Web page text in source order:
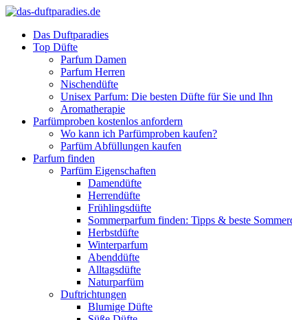
Das Duftparadies
Top Düfte
Parfum Damen
Parfum Herren
Nischendüfte
Unisex Parfum: Die besten Düfte für Sie und Ihn
Aromatherapie
Parfümproben kostenlos anfordern
Wo kann ich Parfümproben kaufen?
Parfüm Abfüllungen kaufen
Parfum finden
Parfüm Eigenschaften
Damendüfte
Herrendüfte
Frühlingsdüfte
Sommerparfum finden: Tipps & beste
Herbstdüfte
Winterparfum
Abenddüfte
Alltagsdüfte
Naturparfüm
Duftrichtungen
Blumige Düfte